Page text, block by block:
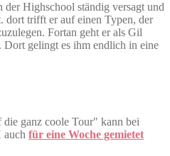
Highschool ständig versagt und
dort trifft er auf einen Typen, der
Fortan geht er als Gil
gelingt es ihm endlich in eine
ganz coole Tour" kann bei
auch für eine Woche gemietet